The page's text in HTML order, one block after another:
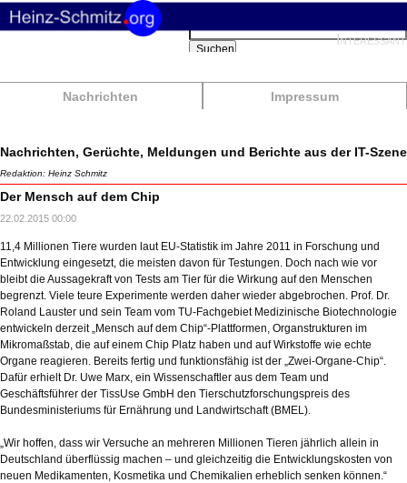
Nachrichten Impressum
Suchbegriffe
Suchen
Nachrichten, Gerüchte, Meldungen und Berichte aus der IT-Szene
Redaktion: Heinz Schmitz
Der Mensch auf dem Chip
22.02.2015 00:00
11,4 Millionen Tiere wurden laut EU-Statistik im Jahre 2011 in Forschung und
Entwicklung eingesetzt, die meisten davon für Testungen. Doch nach wie vor
bleibt die Aussagekraft von Tests am Tier für die Wirkung auf den Menschen
begrenzt. Viele teure Experimente werden daher wieder abgebrochen. Prof. Dr.
Roland Lauster und sein Team vom TU-Fachgebiet Medizinische Biotechnologie
entwickeln derzeit „Mensch auf dem Chip“-Plattformen, Organstrukturen im
Mikromaßstab, die auf einem Chip Platz haben und auf Wirkstoffe wie echte
Organe reagieren. Bereits fertig und funktionsfähig ist der „Zwei-Organe-Chip“.
Dafür erhielt Dr. Uwe Marx, ein Wissenschaftler aus dem Team und
Geschäftsführer der TissUse GmbH den Tierschutzforschungspreis des
Bundesministeriums für Ernährung und Landwirtschaft (BMEL).
„Wir hoffen, dass wir Versuche an mehreren Millionen Tieren jährlich allein in
Deutschland überflüssig machen – und gleichzeitig die Entwicklungskosten von
neuen Medikamenten, Kosmetika und Chemikalien erheblich senken können.“